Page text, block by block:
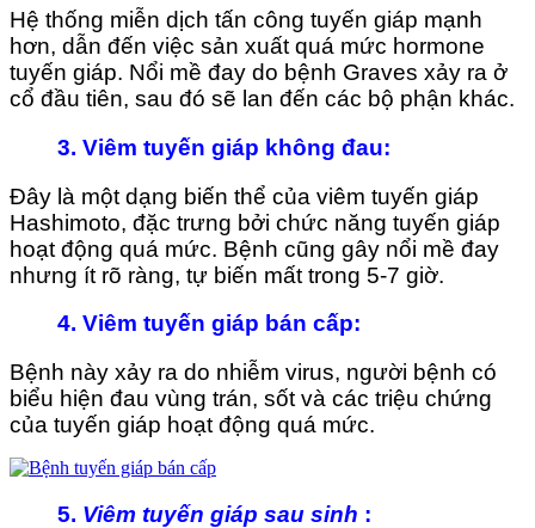
Hệ thống miễn dịch tấn công tuyến giáp mạnh
hơn, dẫn đến việc sản xuất quá mức hormone
tuyến giáp. Nổi mề đay do bệnh Graves xảy ra ở
cổ đầu tiên, sau đó sẽ lan đến các bộ phận khác.
3. Viêm tuyến giáp không đau:
Đây là một dạng biến thể của viêm tuyến giáp
Hashimoto, đặc trưng bởi chức năng tuyến giáp
hoạt động quá mức. Bệnh cũng gây nổi mề đay
nhưng ít rõ ràng, tự biến mất trong 5-7 giờ.
4. Viêm tuyến giáp bán cấp:
Bệnh này xảy ra do nhiễm virus, người bệnh có
biểu hiện đau vùng trán, sốt và các triệu chứng
của tuyến giáp hoạt động quá mức.
5. Viêm tuyến giáp sau sinh :